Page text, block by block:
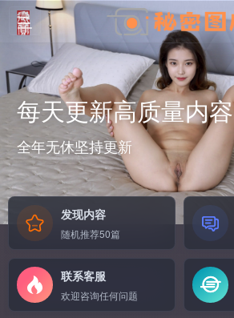
每天更新高质量内容
全年无休坚持更新
发现内容
随机推荐50篇
联系客服
欢迎咨询任何问题